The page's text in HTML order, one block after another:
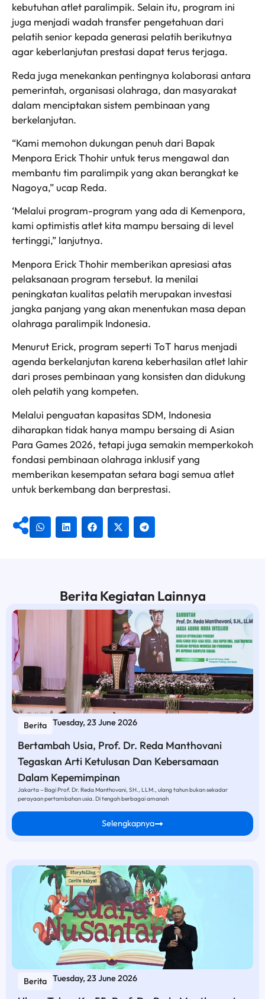
kebutuhan atlet paralimpik. Selain itu, program ini
juga menjadi wadah transfer pengetahuan dari
pelatih senior kepada generasi pelatih berikutnya
agar keberlanjutan prestasi dapat terus terjaga.
Reda juga menekankan pentingnya kolaborasi antara
pemerintah, organisasi olahraga, dan masyarakat
dalam menciptakan sistem pembinaan yang
berkelanjutan.
“Kami memohon dukungan penuh dari Bapak
Menpora Erick Thohir untuk terus mengawal dan
membantu tim paralimpik yang akan berangkat ke
Nagoya,” ucap Reda.
‘Melalui program-program yang ada di Kemenpora,
kami optimistis atlet kita mampu bersaing di level
tertinggi,” lanjutnya.
Menpora Erick Thohir memberikan apresiasi atas
pelaksanaan program tersebut. Ia menilai
peningkatan kualitas pelatih merupakan investasi
jangka panjang yang akan menentukan masa depan
olahraga paralimpik Indonesia.
Menurut Erick, program seperti ToT harus menjadi
agenda berkelanjutan karena keberhasilan atlet lahir
dari proses pembinaan yang konsisten dan didukung
oleh pelatih yang kompeten.
Melalui penguatan kapasitas SDM, Indonesia
diharapkan tidak hanya mampu bersaing di Asian
Para Games 2026, tetapi juga semakin memperkokoh
fondasi pembinaan olahraga inklusif yang
memberikan kesempatan setara bagi semua atlet
untuk berkembang dan berprestasi.
Berita Kegiatan Lainnya
Berita Tuesday, 23 June 2026
Bertambah Usia, Prof. Dr. Reda Manthovani
Tegaskan Arti Ketulusan Dan Kebersamaan
Dalam Kepemimpinan
Jakarta – Bagi Prof. Dr. Reda Manthovani, SH., LLM., ulang tahun bukan sekadar
perayaan pertambahan usia. Di tengah berbagai amanah
Selengkapnya
Berita Tuesday, 23 June 2026